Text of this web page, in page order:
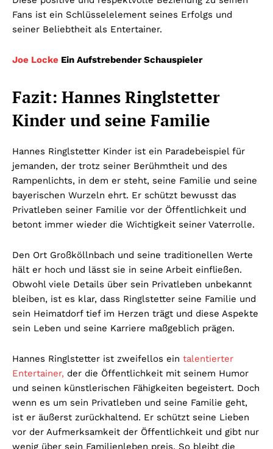
Fans ist ein Schlüsselelement seines Erfolgs und
seiner Beliebtheit als Entertainer.
Joe Locke Ein Aufstrebender Schauspieler
Fazit: Hannes Ringlstetter
Kinder und seine Familie
Hannes Ringlstetter Kinder ist ein Paradebeispiel für
jemanden, der trotz seiner Berühmtheit und des
Rampenlichts, in dem er steht, seine Familie und seine
bayerischen Wurzeln ehrt. Er schützt bewusst das
Privatleben seiner Familie vor der Öffentlichkeit und
betont immer wieder die Wichtigkeit seiner Vaterrolle.
Den Ort Großköllnbach und seine traditionellen Werte
hält er hoch und lässt sie in seine Arbeit einfließen.
Obwohl viele Details über sein Privatleben unbekannt
bleiben, ist es klar, dass Ringlstetter seine Familie und
sein Heimatdorf tief im Herzen trägt und diese Aspekte
sein Leben und seine Karriere maßgeblich prägen.
Hannes Ringlstetter ist zweifellos ein talentierter
Entertainer, der die Öffentlichkeit mit seinem Humor
und seinen künstlerischen Fähigkeiten begeistert. Doch
wenn es um sein Privatleben und seine Familie geht,
ist er äußerst zurückhaltend. Er schützt seine Lieben
vor der Aufmerksamkeit der Öffentlichkeit und gibt nur
wenig über sein Familienleben preis. So bleibt die